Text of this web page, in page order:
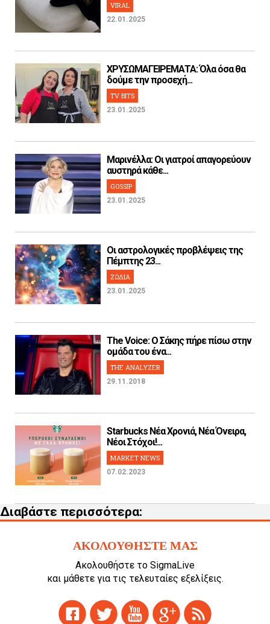
VIRAL
22.01.2025
ΧΡΥΣΩΜΑΓΕΙΡΕΜΑΤΑ: Όλα όσα θα
δούμε την προσεχή...
TV BITS
23.01.2025
Μαρινέλλα: Οι γιατροί απαγορεύουν
αυστηρά κάθε...
GOSSIP
23.01.2025
Οι αστρολογικές προβλέψεις της
Πέμπτης 23...
ΖΩΔΙΑ
23.01.2025
The Voice: Ο Σάκης πήρε πίσω στην
ομάδα του ένα...
THE ANALYZER
29.11.2018
Starbucks Νέα Χρονιά, Νέα Όνειρα,
Νέοι Στόχοι!...
MARKET NEWS
07.02.2023
Διαβάστε περισσότερα:
ΑΚΟΛΟΥΘΗΣΤΕ ΜΑΣ
Ακολουθήστε το SigmaLive
και μάθετε για τις τελευταίες εξελίξεις.